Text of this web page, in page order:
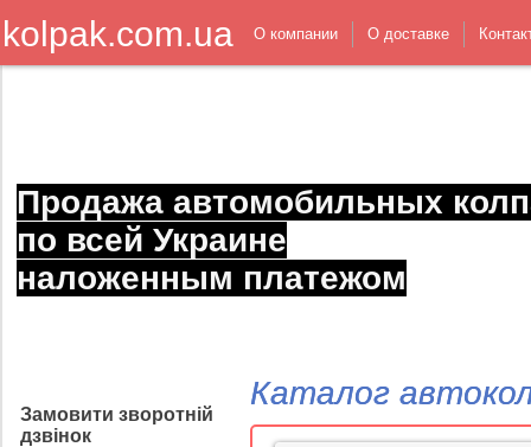
kolpak.com.ua О компании О доставке
Продажа автомобильных
по всей Украине
наложенным платежом
Замовити зворотній
дзвінок
Каталог